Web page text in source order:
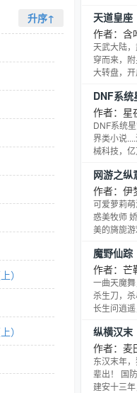
升序↑
）
）
点，就算是
轲告诉你，
（PS：作
脱，如有
天道皇座
作者：含
天武大陆
穿而来，
大转盘，开
人品好，统
DNF系统
作者：星
DNF系统
界类小说
械科技，亿
世界，他
化？ （本
击！求票
网游之纵
作者：伊
可爱萝莉
惑美牧师
美的旖旎
149922154
魔野仙踪
作者：芒
一曲天魔
杀生刀，
长生问逍遥
纵横汉末
作者：麦
东汉末年
辈出！ 国
建安十三